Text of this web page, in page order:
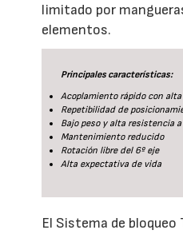
limitado por
elementos.
Principales características:
Acoplamiento rápido con
Repetibilidad de
Bajo peso y alta resistencia
Mantenimiento reducido
Rotación libre del 6º eje
Alta expectativa de vida
El Sistema de